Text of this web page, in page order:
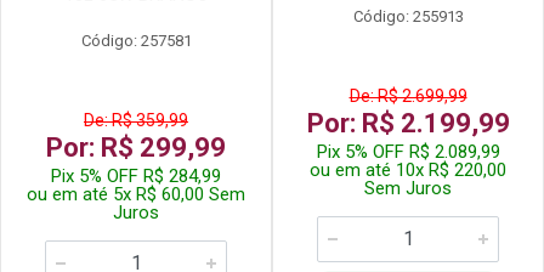
Código: 257581
De: R$ 359,99
Por: R$ 299,99
Pix 5% OFF R$ 284,99
ou em até 5x R$ 60,00 Sem
Juros
Código: 255913
De: R$ 2.699,99
Por: R$ 2.199,99
Pix 5% OFF R$ 2.089,99
ou em até 10x R$ 220,00
Sem Juros